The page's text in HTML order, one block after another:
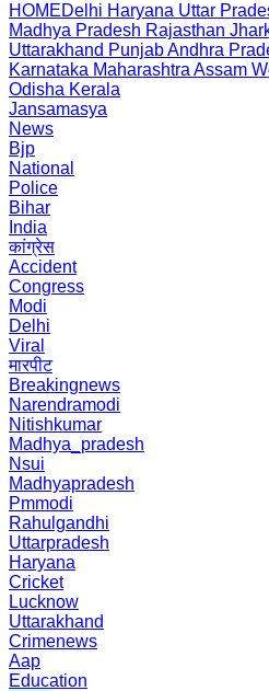
HOMEDelhi Haryana Uttar
Madhya Pradesh Rajasthan
Uttarakhand PunjabAndhra
Karnataka Maharashtra Assam
Odisha Kerala
Jansamasya
News
Bjp
National
Police
Bihar
India
कांग्रेस
Accident
Congress
Modi
Delhi
Viral
मारपीट
Breakingnews
Narendramodi
Nitishkumar
Madhya_pradesh
Nsui
Madhyapradesh
Pmmodi
Rahulgandhi
Uttarpradesh
Haryana
Cricket
Lucknow
Uttarakhand
Crimenews
Aap
Education